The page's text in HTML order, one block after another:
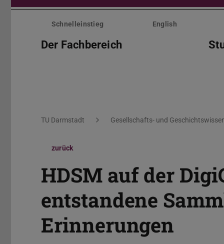
Menü
überspringenSchnelleinstieg English
Der Fachbereich
Sie befinden sich hier:
TU Darmstadt Gesellschafts- und
zurück
HDSM auf der
entstandene
Erinnerungen